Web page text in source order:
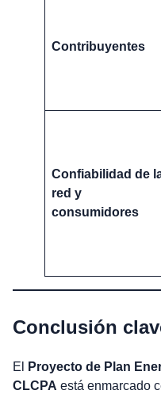
Contribuyentes
Confiabilidad de
red y
consumidores
Conclusión
El
Proyecto de Plan
CLCPA está enmarcado